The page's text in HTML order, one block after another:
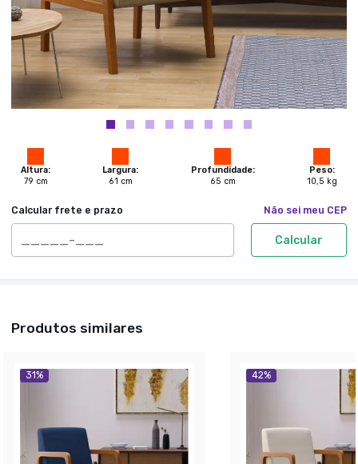
Altura:
79 cm
Largura:
61 cm
Profundidade:
65 cm
Peso:
10,5 kg
Calcular frete e prazo Não sei meu CEP
Calcular
Produtos similares
31% 42%